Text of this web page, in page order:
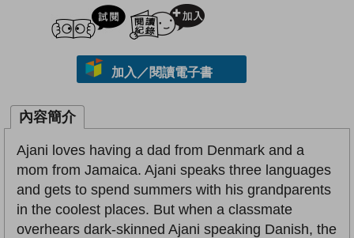
試閲
加入／閱讀電子書
內容簡介
Ajani loves having a dad from Denmark and a
mom from Jamaica. Ajani speaks three languages
and gets to spend summers with his grandparents
in the coolest places. But when a classmate
overhears dark-skinned Ajani speaking Danish, the